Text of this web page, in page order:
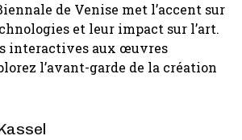
de Venise met l’accent sur
et leur impact sur l’art.
interactives aux œuvres
l’avant-garde de la création